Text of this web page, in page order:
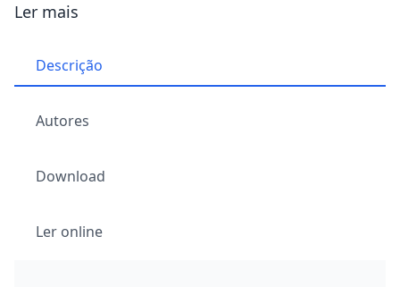
Ler mais
Descrição
Autores
Download
Ler online